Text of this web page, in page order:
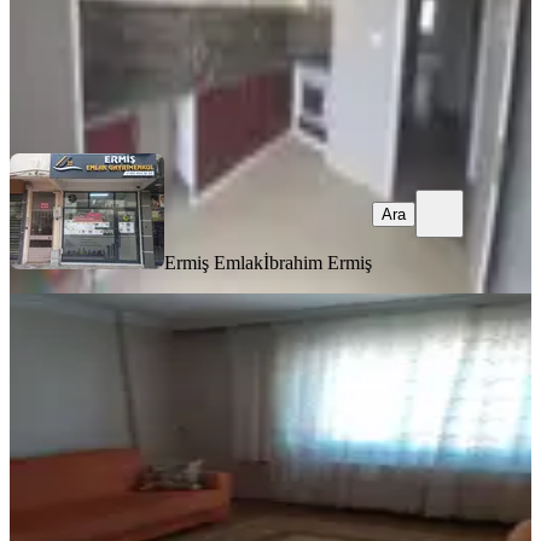
İbrahim Ermiş
Ermiş Emlakİbrahim Ermiş
Ara
Eşyalı Kiralık Daire Eşyalı
Akhisar, Cumhuriyet Mahallesi
25.000 ₺
ENVER EMLAK Enver Korkmaz